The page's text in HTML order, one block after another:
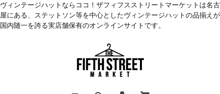
ヴィンテージハットならココ！ザフィフスストリートマーケットは名古
屋にある、ステットソン等を中心としたヴィンテージハットの品揃えが
国内随一を誇る実店舗保有のオンラインサイトです。